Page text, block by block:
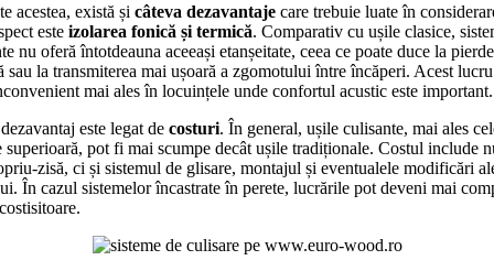
acestea, există și câteva dezavantajecare trebuie luate în
este izolarea fonică și termică. Comparativ cu ușile clasice,
nu oferă întotdeauna aceeași etanșeitate, ceea ce poate duce la
sau la transmiterea mai ușoară a zgomotului între încăperi. Acest
mai ales în locuințele unde confortul acustic este important.
este legat de costuri. În general, ușile culisante, mai ales
superioară, pot fi mai scumpe decât ușile tradiționale. Costul include
zisă, ci și sistemul de glisare, montajul și eventualele modificări
În cazul sistemelor încastrate în perete, lucrările pot deveni mai